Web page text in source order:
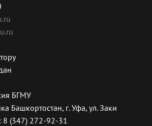
БГМУ
Башкортостан, г. Уфа, ул. Заки
8 (347) 272-92-31